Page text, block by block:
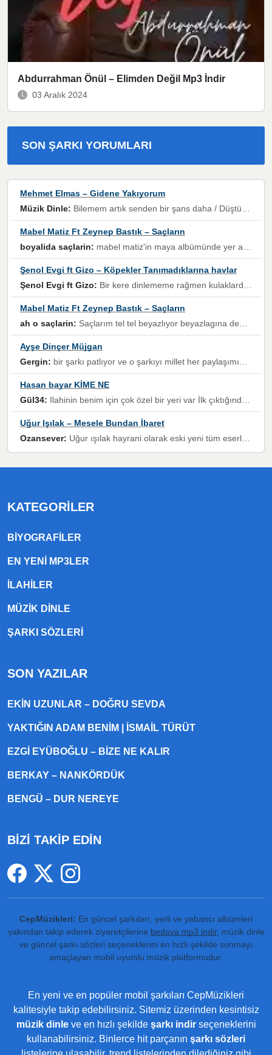
Abdurrahman Önül – Elimden Değil Mp3 İndir
03 Aralık 2024
SON ŞARKI YORUMLARI
Mehmet Elmas – Gidene Yakıyorum
Müzik Dinle: Bilemem artık senden bir şans daha / Düştüğün zaman ben olmayacağım yanında” dizeleri, artık geçmişin tekrarına izin verilmeyeceğini, kişisel sınırların çizildiğini gösteriyor.
Mabel Matiz Ft Zeynep Bastık – Saçların
boyalida saçlarin: mabel matiz'in maya albümünde yer alan güzellerden. parça da şarkı hani! müzikal altyapısına vurulduğum, sözlerinde kaybolduğum bir parça olmuş.
Şenol Evgi ft Gizo – Köpekler Tanımadıklarına havlar
Şenol Evgi ft Gizo: Bir kere dinlememe rağmen kulaklardan gitmiyor sen sen sen sen kurban ol sen sen sen sen hayran ol yükses ses müzik dinleme sebebisiniz canlar bomba gibi patladınız maşallah
Mabel Matiz Ft Zeynep Bastık – Saçların
ah o saçlarin: Saçlarım tel tel beyazlıyor beyazlagına degil yanımda sen yoksun ona üzülüyorum günler bir bir geçiyor geçen günlere değil sensiz geçen günlere darılıyorum,Dinledikce asla kavusamayacagim ama asla unutamicagim sevdiğim adam için yanar içim
Ayşe Dinçer Müjgan
Gergin: bir şarkı patlıyor ve o şarkıyı millet her paylaşımın altına koyuyor ve öyle bir durum hal alıyor ki şarkıyı dinlemeden şarkıdan bikıyorsun Ama bu enteresan bir şekilde dillere dolanıyor millet olarak seviyoruz dertlerle boğuşurken bir yandan da göbek atmayi))) diyeceklerim bu kadar güzel hoş bir sayfa emeğinize sağlık arkadaşlar kolay gelsin
Hasan bayar KİME NE
Gül34: Ilahinin benim için çok özel bir yeri var İlk çıktığında komşum ne kadar yüksek sesle dinliyorsa orada duymuştum ve YouTube'dan aratıp Bu ilahiyi bulmuştum ve sonra müdavimi oldum günlük Ben de 3-5 kere dinleyip ezberleyip artık ilahiye bende eşlik ediyorum yüksek sesle Allah razı olsun hizmet nimettir Rabbim sizin zahmetlerinize de hayırlı nimetler versin Selam ve dua ile Allah'a emanet olun
Uğur Işılak – Mesele Bundan İbaret
Ozansever: Uğur ışılak hayrani olarak eski yeni tüm eserlerini keyifle huzurla dinleyenlerden birisiyim, emeğine saygı duyan gönül veren bunu en güzel şekilde sevenlerine ulaştıran siz değerli sayfa yöneticilerine de teşekkür ederim
KATEGORILER
BIYOGRAFILER
EN YENI MP3LER
ILAHILER
MÜZIK DINLE
ŞARKI SÖZLERI
SON YAZILAR
EKIN UZUNLAR – DOĞRU SEVDA
YAKTIĞIN ADAM BENIM | İSMAIL TÜRÜT
EZGI EYÜBOĞLU – BIZE NE KALIR
BERKAY – NANKÖRDÜK
BENGÜ – DUR NEREYE
BİZİ TAKİP EDİN
CepMüzikleri: En güncel şarkıları, yerli ve yabancı albümleri
yakından takip ederek ziyaretçilerine bedava mp3 indir, müzik dinle
ve güncel şarkı sözleri seçeneklerini en hızlı şekilde sunmayı
amaçlayan mobil uyumlu müzik platformudur.
En yeni ve en popüler mobil şarkıları CepMüzikleri
kalitesiyle takip edebilirsiniz. Sitemiz üzerinden kesintisiz
müzik dinleve en hızlı şekilde şarkı indirseçeneklerini
kullanabilirsiniz. Binlerce hit parçanın şarkı sözleri